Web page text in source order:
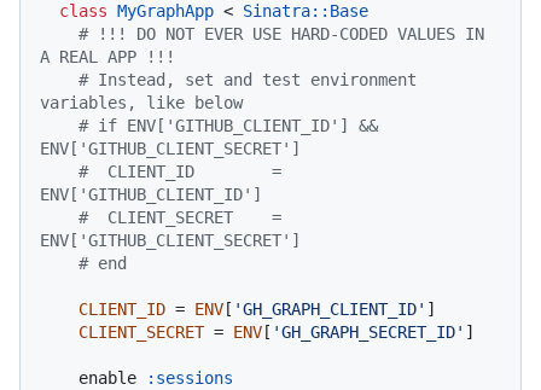
class MyGraphApp < Sinatra::Base
# !!! DO NOT EVER USE HARD-CODED VALUES IN
A REAL APP !!!
# Instead, set and test environment
variables, like below
# if ENV['GITHUB_CLIENT_ID'] &&
ENV['GITHUB_CLIENT_SECRET']
#  CLIENT_ID        =
ENV['GITHUB_CLIENT_ID']
#  CLIENT_SECRET    =
ENV['GITHUB_CLIENT_SECRET']
# end
CLIENT_ID = ENV [ 'GH_GRAPH_CLIENT_ID' ]
CLIENT_SECRET = ENV [ 'GH_GRAPH_SECRET_ID' ]
    enable
:sessions